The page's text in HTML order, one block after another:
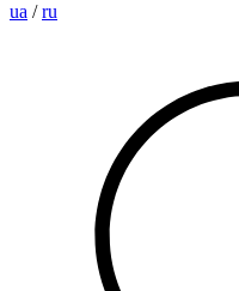
ua / ru